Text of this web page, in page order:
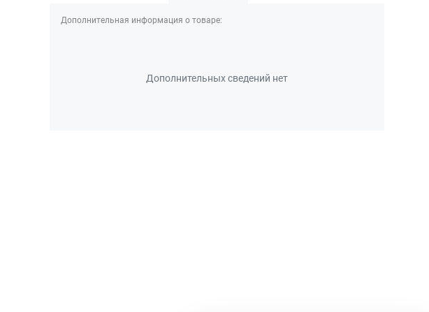
Дополнительная информация о товаре:
Дополнительных сведений нет